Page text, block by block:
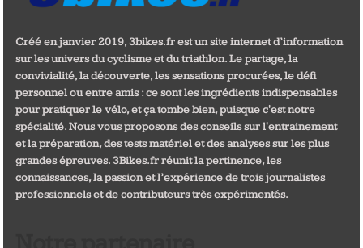
Créé en janvier 2019, 3bikes.fr est un site internet d’information
sur les univers du cyclisme et du triathlon. Le partage, la
convivialité, la découverte, les sensations procurées, le défi
personnel ou entre amis : ce sont les ingrédients indispensables
pour pratiquer le vélo, et ça tombe bien, puisque c'est notre
spécialité. Nous vous proposons des conseils sur l'entrainement
et la préparation, des tests matériel et des analyses sur les plus
grandes épreuves. 3Bikes.fr réunit la pertinence, les
connaissances, la passion et l’expérience de trois journalistes
professionnels et de contributeurs très expérimentés.